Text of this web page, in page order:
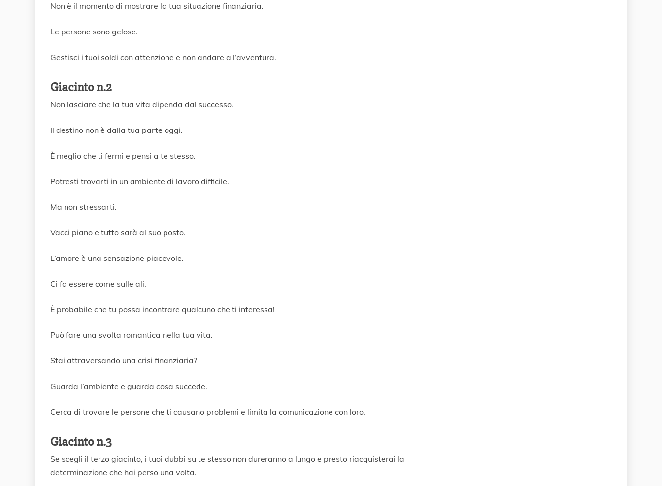
Non è il momento di mostrare la tua situazione finanziaria.
Le persone sono gelose.
Gestisci i tuoi soldi con attenzione e non andare all’avventura.
Giacinto n.2
Non lasciare che la tua vita dipenda dal successo.
Il destino non è dalla tua parte oggi.
È meglio che ti fermi e pensi a te stesso.
Potresti trovarti in un ambiente di lavoro difficile.
Ma non stressarti.
Vacci piano e tutto sarà al suo posto.
L’amore è una sensazione piacevole.
Ci fa essere come sulle ali.
È probabile che tu possa incontrare qualcuno che ti interessa!
Può fare una svolta romantica nella tua vita.
Stai attraversando una crisi finanziaria?
Guarda l’ambiente e guarda cosa succede.
Cerca di trovare le persone che ti causano problemi e limita la comunicazione con loro.
Giacinto n.3
Se scegli il terzo giacinto, i tuoi dubbi su te stesso non dureranno a lungo e presto riacquisterai la
determinazione che hai perso una volta.